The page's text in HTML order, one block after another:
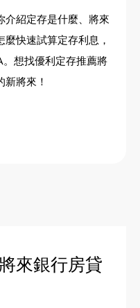
介紹定存是什麼、將來
快速試算定存利息，
想找優利定存推薦將
將來！
來銀行房貸